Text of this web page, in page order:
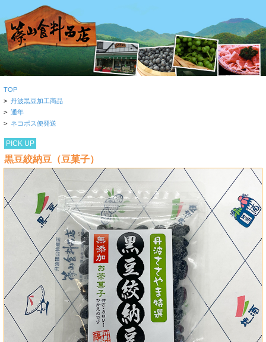
TOP
> 丹波黒豆加工商品
> 通年
> ネコポス便発送
PICK UP
黒豆絞納豆（豆菓子）